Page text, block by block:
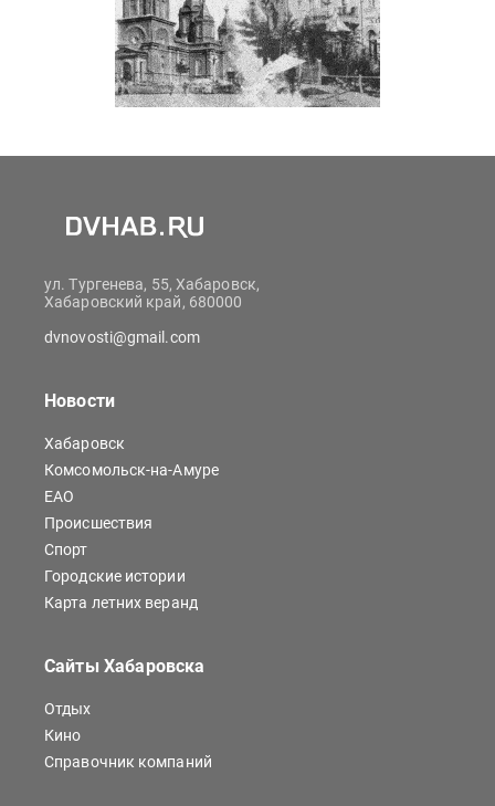
ул. Тургенева, 55, Хабаровск,
Хабаровский край, 680000
dvnovosti@gmail.com
Новости
Хабаровск
Комсомольск-на-Амуре
ЕАО
Происшествия
Спорт
Городские истории
Карта летних веранд
Сайты Хабаровска
Отдых
Кино
Справочник компаний